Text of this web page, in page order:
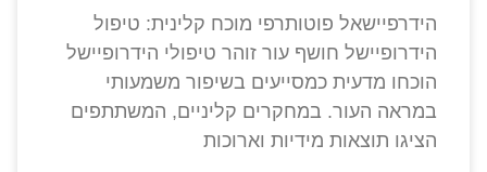
הידרפיישאל פוטותרפי מוכח קלינית: טיפול
הידרופיישל חושף עור זוהר טיפולי הידרופיישל
הוכחו מדעית כמסייעים בשיפור משמעותי
במראה העור. במחקרים קליניים, המשתתפים
הציגו תוצאות מידיות וארוכות